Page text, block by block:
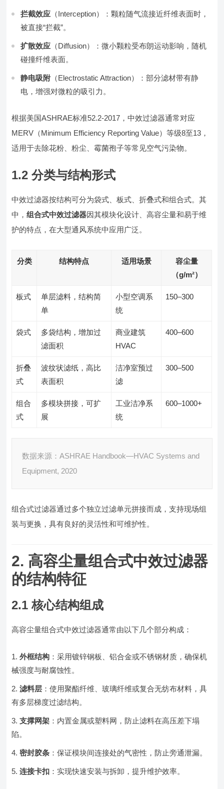
拦截效应 （Interception）：颗粒随气流接近纤维表面时，
被直接“拦截”。
扩散效应 （Diffusion）：微小颗粒受布朗运动影响，随机
碰撞纤维表面。
静电吸附 （Electrostatic Attraction）：部分滤材带有静
电，增强对微粒的吸引力。
根据美国ASHRAE标准52.2-2017，中效过滤器通常对应
MERV（Minimum Efficiency Reporting Value）等级8至13，
适用于去除花粉、粉尘、霉菌孢子等常见空气污染物。
1.2 分类与结构形式
中效过滤器按结构可分为袋式、板式、折叠式和组合式。其
中，组合式中效过滤器因其模块化设计、高容尘量和易于维
护的特点，在大型通风系统中应用广泛。
分类 结构特点 适用场景
容尘量
（g/m²）
板式
单层滤料，结构简
单
小型空调系
统
150–300
袋式
多袋结构，增加过
滤面积
商业建筑
HVAC
400–600
折叠
式
波纹状滤纸，高比
表面积
洁净室预过
滤
300–500
组合
式
多模块拼接，可扩
展
工业洁净系
统
600–1000+
数据来源：ASHRAE Handbook—HVAC Systems and
Equipment, 2020
组合式过滤器通过多个独立过滤单元拼接而成，支持现场组
装与更换，具有良好的灵活性和可维护性。
2. 高容尘量组合式中效过滤器
的结构特征
2.1 核心结构组成
高容尘量组合式中效过滤器通常由以下几个部分构成：
外框结构 ：采用镀锌钢板、铝合金或不锈钢材质，确保机
械强度与耐腐蚀性。
滤料层 ：使用聚酯纤维、玻璃纤维或复合无纺布材料，具
有多层梯度过滤结构。
支撑网架 ：内置金属或塑料网，防止滤料在高压差下塌
陷。
密封胶条 ：保证模块间连接处的气密性，防止旁通泄漏。
连接卡扣 ：实现快速安装与拆卸，提升维护效率。